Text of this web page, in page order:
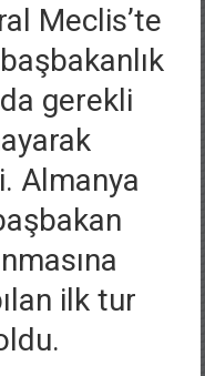
Meclis’te
gerekli
Almanya
ilk tur